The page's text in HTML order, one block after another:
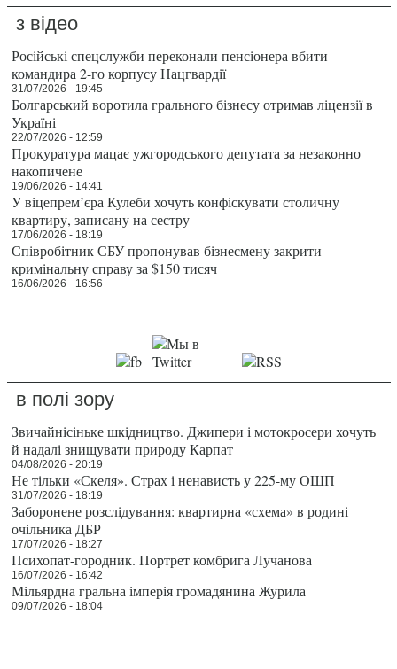
з відео
Російські спецслужби переконали пенсіонера вбити
командира 2-го корпусу Нацгвардії
31/07/2026 - 19:45
Болгарський воротила грального бізнесу отримав ліцензії в
Україні
22/07/2026 - 12:59
Прокуратура мацає ужгородського депутата за незаконно
накопичене
19/06/2026 - 14:41
У віцепрем’єра Кулеби хочуть конфіскувати столичну
квартиру, записану на сестру
17/06/2026 - 18:19
Співробітник СБУ пропонував бізнесмену закрити
кримінальну справу за $150 тисяч
16/06/2026 - 16:56
в полі зору
Звичайнісіньке шкідництво. Джипери і мотокросери хочуть
й надалі знищувати природу Карпат
04/08/2026 - 20:19
Не тільки «Скеля». Страх і ненависть у 225-му ОШП
31/07/2026 - 18:19
Заборонене розслідування: квартирна «схема» в родині
очільника ДБР
17/07/2026 - 18:27
Психопат-городник. Портрет комбрига Лучанова
16/07/2026 - 16:42
Мільярдна гральна імперія громадянина Журила
09/07/2026 - 18:04